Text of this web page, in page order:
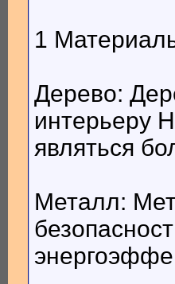
1
Дерево:
интерьеру
являться
Металл: